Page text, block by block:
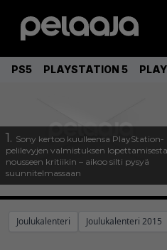
PS5 PLAYSTATION 5
1. Sony kertoo kuulleensa PlayStation-
pelilevyjen valmistuksen lopettamisesta
nousseen kritiikin – aikoo silti pysyä
suunnitelmassaan
Joulukalenteri Joulukalenteri 2015